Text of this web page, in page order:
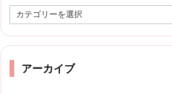
テ
リ
アーカイブ